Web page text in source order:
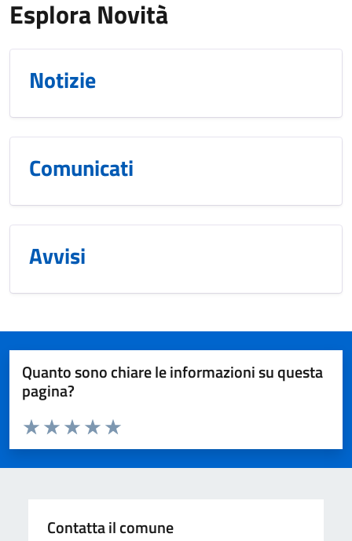
Esplora Novità
Notizie
Comunicati
Avvisi
Quanto sono chiare le informazioni su questa
pagina?
Valuta da 1 a 5 stelle la pagina
Valuta 5 stelle su 5
Valuta 4 stelle su 5
Valuta 3 stelle su 5
Valuta 2 stelle su 5
Valuta 1 stelle su 5
Contatta il comune